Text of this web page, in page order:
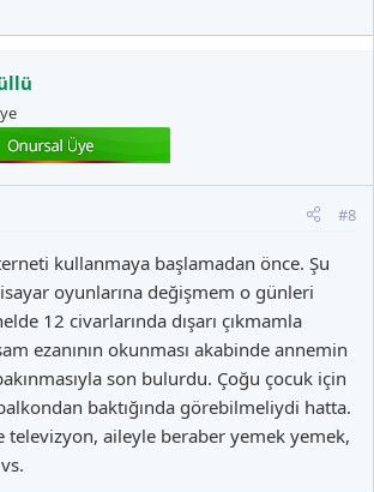
#8
kullanmaya başlamadan önce. Şu
oyunlarına değişmem o günleri
12 civarlarında dışarı çıkmamla
ezanının okunması akabinde annemin
son bulurdu. Çoğu çocuk için
baktığında görebilmeliydi hatta.
televizyon, aileyle beraber yemek yemek,